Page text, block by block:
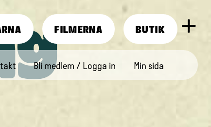
FILMERNA BUTIK
Bli medlem / Logga in Min sida